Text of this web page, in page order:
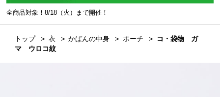
全商品対象！8/18（火）まで開催！
トップ 衣 かばんの中身 ポーチ
コ・袋物 ガ
マ ウロコ紋